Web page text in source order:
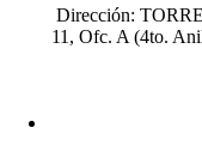
Dirección:
11, Ofc. A (4to.